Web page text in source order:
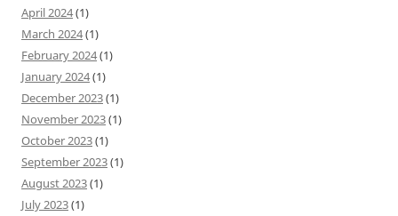
April 2024(1)
March 2024(1)
February 2024(1)
January 2024(1)
December 2023(1)
November 2023(1)
October 2023(1)
September 2023(1)
August 2023(1)
July 2023(1)